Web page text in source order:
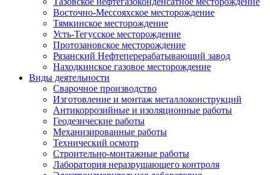
Восточно-Мессояхское месторождение
Тямкинское месторождение
Усть-Тегусское месторождение
Протозановское месторождение
Рязанский Нефтеперерабатывающий завод
Находкинское газовое месторождение
Виды деятельности
Сварочное производство
Изготовление и монтаж металлоконструкций
Антикоррозийные и изоляционные работы
Геодезические работы
Механизированные работы
Технический осмотр
Строительно-монтажные работы
Лаборатория неразрушающего контроля